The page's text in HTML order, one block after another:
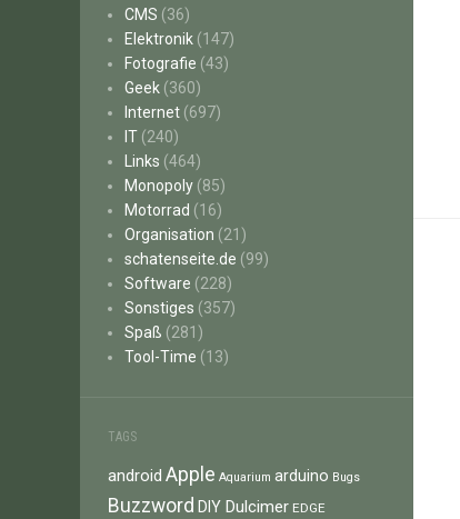
CMS (36)
Elektronik (147)
Fotografie (43)
Geek (360)
Internet (697)
IT (240)
Links (464)
Monopoly (85)
Motorrad (16)
Organisation (21)
schatenseite.de (99)
Software (228)
Sonstiges (357)
Spaß (281)
Tool-Time (13)
TAGS
android Apple Aquarium arduino Bugs
Buzzword DIY Dulcimer EDGE